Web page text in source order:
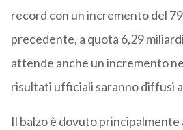
record con un incremento del
precedente, a quota 6,29
attende anche un incremento
risultati ufficiali saranno diffusi
Il balzo è dovuto